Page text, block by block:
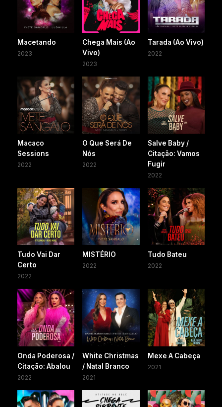
Macetando
2023
Chega Mais (Ao
Vivo)
2023
Tarada (Ao Vivo)
2022
Macaco
Sessions
2022
O Que Será De
Nós
2022
Salve Baby /
Citação: Vamos
Fugir
2022
Tudo Vai Dar
Certo
2022
MISTÉRIO
2022
Tudo Bateu
2022
Onda Poderosa /
Citação: Abalou
2022
White Christmas
/ Natal Branco
2021
Mexe A Cabeça
2021